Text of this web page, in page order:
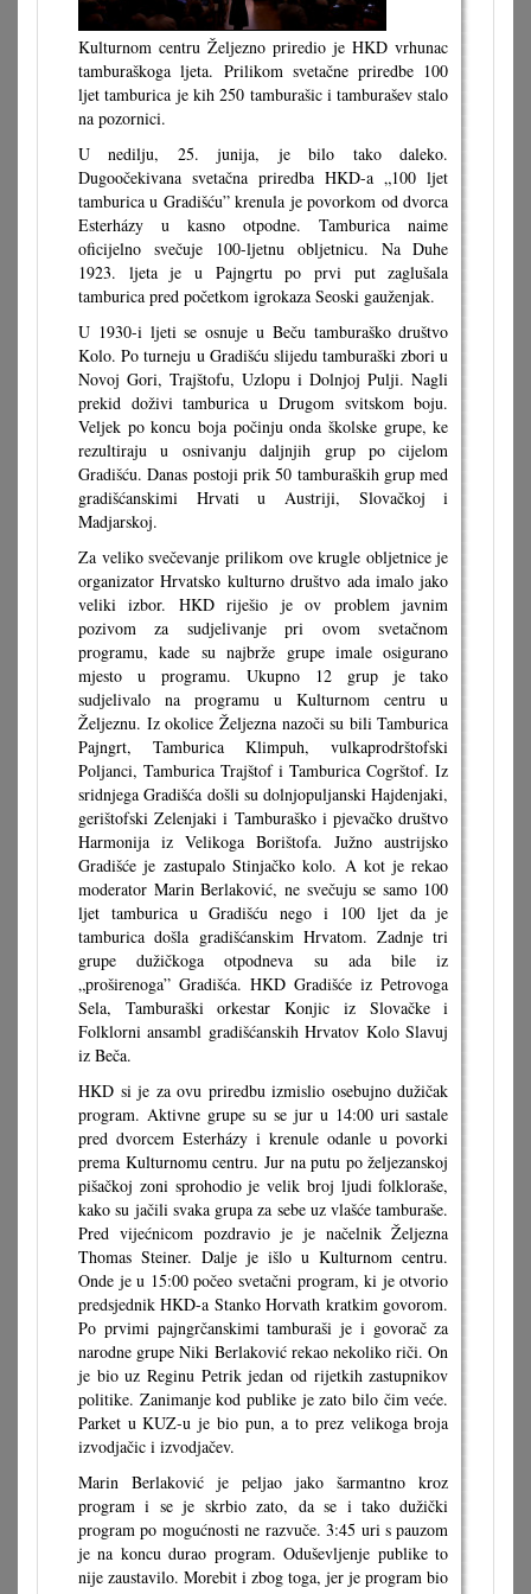
Kulturnom centru Željezno priredio je HKD vrhunac
tamburaškoga ljeta. Prilikom svetačne priredbe 100
ljet tamburica je kih 250 tamburašic i tamburašev stalo
na pozornici.
U nedilju, 25. junija, je bilo tako daleko.
Dugoočekivana svetačna priredba HKD-a „100 ljet
tamburica u Gradišću” krenula je povorkom od dvorca
Esterházy u kasno otpodne. Tamburica naime
oficijelno svečuje 100-ljetnu obljetnicu. Na Duhe
1923. ljeta je u Pajngrtu po prvi put zaglušala
tamburica pred početkom igrokaza Seoski gauženjak.
U 1930-i ljeti se osnuje u Beču tamburaško društvo
Kolo. Po turneju u Gradišću slijedu tamburaški zbori u
Novoj Gori, Trajštofu, Uzlopu i Dolnjoj Pulji. Nagli
prekid doživi tamburica u Drugom svitskom boju.
Veljek po koncu boja počinju onda školske grupe, ke
rezultiraju u osnivanju daljnjih grup po cijelom
Gradišću. Danas postoji prik 50 tamburaških grup med
gradišćanskimi Hrvati u Austriji, Slovačkoj i
Madjarskoj.
Za veliko svečevanje prilikom ove krugle obljetnice je
organizator Hrvatsko kulturno društvo ada imalo jako
veliki izbor. HKD riješio je ov problem javnim
pozivom za sudjelivanje pri ovom svetačnom
programu, kade su najbrže grupe imale osigurano
mjesto u programu. Ukupno 12 grup je tako
sudjelivalo na programu u Kulturnom centru u
Željeznu. Iz okolice Željezna nazoči su bili Tamburica
Pajngrt, Tamburica Klimpuh, vulkaprodrštofski
Poljanci, Tamburica Trajštof i Tamburica Cogrštof. Iz
sridnjega Gradišća došli su dolnjopuljanski Hajdenjaki,
gerištofski Zelenjaki i Tamburaško i pjevačko društvo
Harmonija iz Velikoga Borištofa. Južno austrijsko
Gradišće je zastupalo Stinjačko kolo. A kot je rekao
moderator Marin Berlaković, ne svečuju se samo 100
ljet tamburica u Gradišću nego i 100 ljet da je
tamburica došla gradišćanskim Hrvatom. Zadnje tri
grupe dužičkoga otpodneva su ada bile iz
„proširenoga” Gradišća. HKD Gradišće iz Petrovoga
Sela, Tamburaški orkestar Konjic iz Slovačke i
Folklorni ansambl gradišćanskih Hrvatov Kolo Slavuj
iz Beča.
HKD si je za ovu priredbu izmislio osebujno dužičak
program. Aktivne grupe su se jur u 14:00 uri sastale
pred dvorcem Esterházy i krenule odanle u povorki
prema Kulturnomu centru. Jur na putu po željezanskoj
pišačkoj zoni sprohodio je velik broj ljudi folkloraše,
kako su jačili svaka grupa za sebe uz vlašće tamburaše.
Pred vijećnicom pozdravio je je načelnik Željezna
Thomas Steiner. Dalje je išlo u Kulturnom centru.
Onde je u 15:00 počeo svetačni program, ki je otvorio
predsjednik HKD-a Stanko Horvath kratkim govorom.
Po prvimi pajngrčanskimi tamburaši je i govorač za
narodne grupe Niki Berlaković rekao nekoliko riči. On
je bio uz Reginu Petrik jedan od rijetkih zastupnikov
politike. Zanimanje kod publike je zato bilo čim veće.
Parket u KUZ-u je bio pun, a to prez velikoga broja
izvodjačic i izvodjačev.
Marin Berlaković je peljao jako šarmantno kroz
program i se je skrbio zato, da se i tako dužički
program po mogućnosti ne razvuče. 3:45 uri s pauzom
je na koncu durao program. Oduševljenje publike to
nije zaustavilo. Morebit i zbog toga, jer je program bio